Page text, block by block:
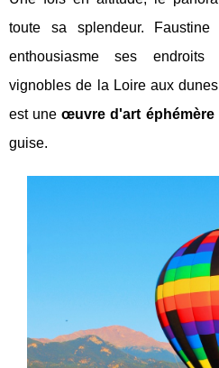
toute sa splendeur.
enthousiasme ses
vignobles de la Loire aux
est uneœuvre d'art éphémère
guise.